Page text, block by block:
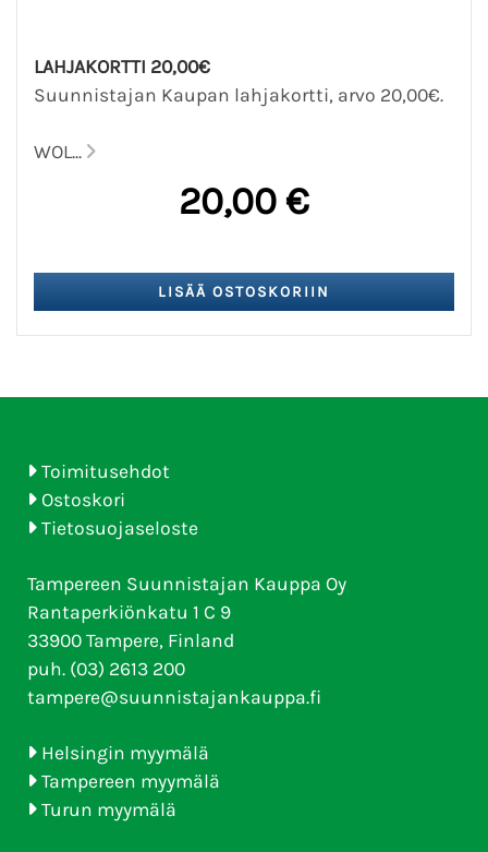
LAHJAKORTTI 20,00€
Suunnistajan Kaupan lahjakortti, arvo 20,00€.
WOL...
20,00 €
Toimitusehdot
Ostoskori
Tietosuojaseloste
Tampereen Suunnistajan Kauppa Oy
Rantaperkiönkatu 1 C 9
33900 Tampere, Finland
puh. (03) 2613 200
tampere@suunnistajankauppa.fi
Helsingin myymälä
Tampereen myymälä
Turun myymälä